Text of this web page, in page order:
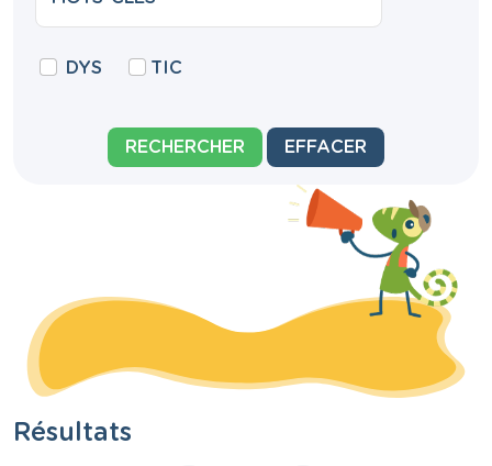
DYS TIC
RECHERCHER EFFACER
Résultats